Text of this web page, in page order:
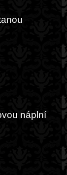
náplní